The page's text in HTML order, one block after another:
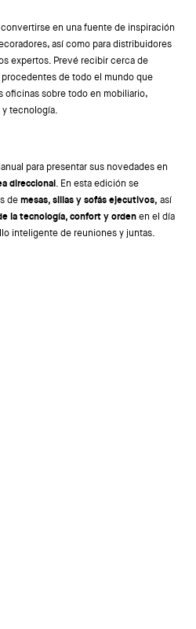
en una fuente de inspiración
así como para distribuidores
expertos. Prevé recibir cerca de
de todo el mundo que
oficinas sobre todo en mobiliario,
tecnología.
para presentar sus novedades en
direccional. En esta edición se
demesas, sillas y sofás ejecutivos, así
la tecnología, confort y ordenen el día
inteligente de reuniones y juntas.